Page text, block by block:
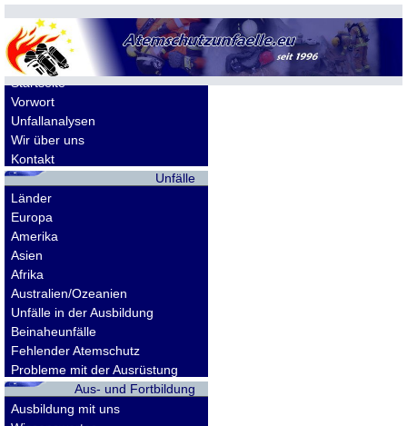
Allgemeines
Startseite
Vorwort
Unfallanalysen
Wir über uns
Kontakt
Unfälle
Länder
Europa
Amerika
Asien
Afrika
Australien/Ozeanien
Unfälle in der Ausbildung
Beinaheunfälle
Fehlender Atemschutz
Probleme mit der Ausrüstung
Aus- und Fortbildung
Ausbildung mit uns